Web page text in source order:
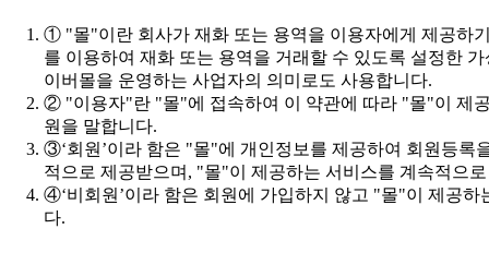
이버몰을 운영하는 사업자의 의미로도 사용합니다.
원을 말합니다.
적으로 제공받으며, "몰"이 제공하는 서비스를 계속적으
다.